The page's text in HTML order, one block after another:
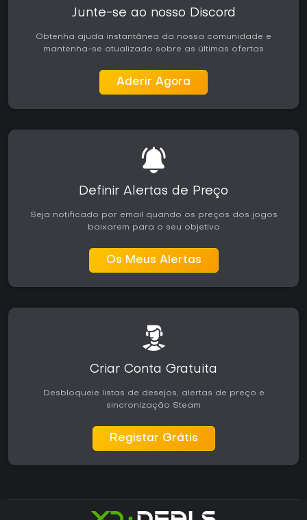
Junte-se ao nosso Discord
Obtenha ajuda instantânea da nossa comunidade e
mantenha-se atualizado sobre as últimas ofertas
Aderir Agora
Definir Alertas de Preço
Seja notificado por email quando os preços dos jogos
baixarem para o seu objetivo
Os Meus Alertas
Criar Conta Gratuita
Desbloqueie listas de desejos, alertas de preço e
sincronização Steam
Registar Grátis